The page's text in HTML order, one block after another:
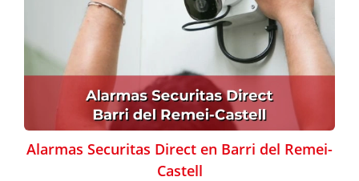
Alarmas Securitas Direct en Barri del Remei-
Castell